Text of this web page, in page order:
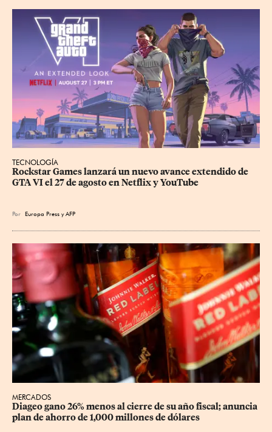
TECNOLOGÍA
Rockstar Games lanzará un nuevo avance extendido de
GTA VI el 27 de agosto en Netflix y YouTube
Por Europa Press yAFP
MERCADOS
Diageo gano 26% menos al cierre de su año fiscal; anuncia
plan de ahorro de 1,000 millones de dólares